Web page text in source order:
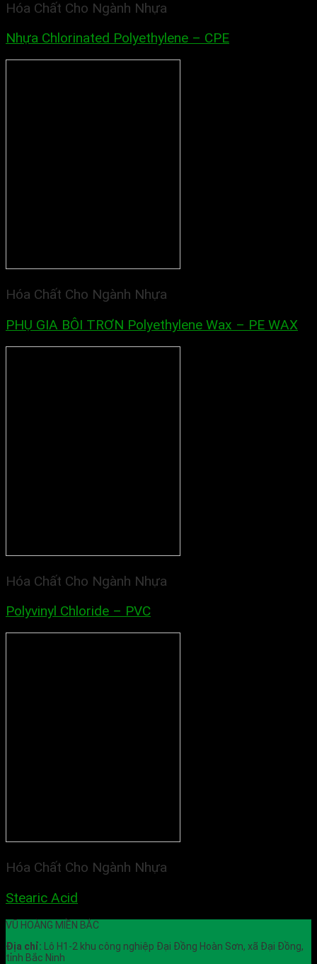
Hóa Chất Cho Ngành Nhựa
Nhựa Chlorinated Polyethylene – CPE
Hóa Chất Cho Ngành Nhựa
PHỤ GIA BÔI TRƠN Polyethylene Wax – PE WAX
Hóa Chất Cho Ngành Nhựa
Polyvinyl Chloride – PVC
Hóa Chất Cho Ngành Nhựa
Stearic Acid
VŨ HOÀNG MIỀN BẮC
Địa chỉ: Lô H1-2 khu công nghiệp Đại Đồng Hoàn Sơn, xã Đại Đồng,
tỉnh Bắc Ninh